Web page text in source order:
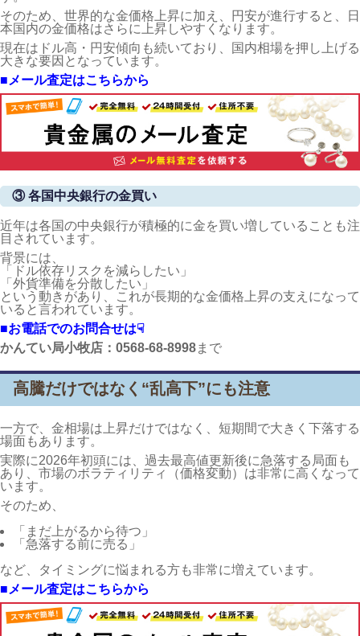
そのため、世界的な金価格上昇に加え、円安が進行すると、日
本国内の金価格はさらに上昇しやすくなります。
現在はドル高・円安傾向も続いており、国内相場を押し上げる
大きな要因となっています。
■メール査定はこちらから
③ 各国中央銀行の金買い
近年は各国の中央銀行が積極的に金を買い増していることも注
目されています。
背景には、
「ドル依存リスクを減らしたい」
「外貨準備を分散したい」
という動きがあり、これが長期的な金価格上昇の支えになって
いると言われています。
■お電話でのお問合せは☟
かんてい局小牧店：0568-68-8998まで
高騰だけではなく“乱高下”にも注意
一方で、金相場は上昇だけではなく、短期間で大きく下落する
場面もあります。
実際に2026年初頭には、過去最高値更新後に急落する局面も
あり、市場のボラティリティ（価格変動）は非常に高くなって
います。
そのため、
「まだ上がるから待つ」
「急落する前に売る」
など、タイミングに悩まれる方も非常に増えています。
■メール査定はこちらから